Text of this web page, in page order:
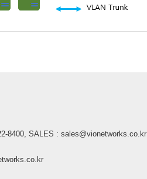
8400, SALES : sales@vionetworks.co.kr